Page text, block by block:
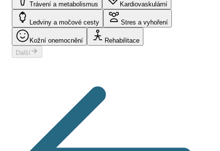
Trávení a metabolismus Kardiovaskulární
Ledviny a močové cesty Stres a vyhoření
Kožní onemocnění
Rehabilitace
Další